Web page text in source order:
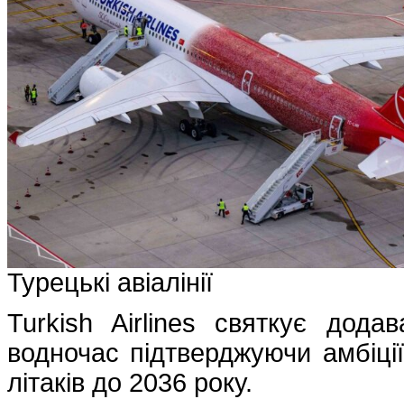
Турецькі авіалінії
Turkish Airlines святкує
водночас підтверджуючи
літаків до 2036 року.